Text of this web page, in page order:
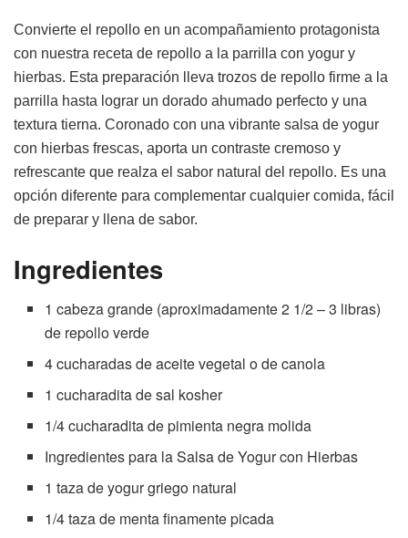
Convierte el repollo en un acompañamiento protagonista
con nuestra receta de repollo a la parrilla con yogur y
hierbas. Esta preparación lleva trozos de repollo firme a la
parrilla hasta lograr un dorado ahumado perfecto y una
textura tierna. Coronado con una vibrante salsa de yogur
con hierbas frescas, aporta un contraste cremoso y
refrescante que realza el sabor natural del repollo. Es una
opción diferente para complementar cualquier comida, fácil
de preparar y llena de sabor.
Ingredientes
1 cabeza grande (aproximadamente 2 1/2 – 3 libras)
de repollo verde
4 cucharadas de aceite vegetal o de canola
1 cucharadita de sal kosher
1/4 cucharadita de pimienta negra molida
Ingredientes para la Salsa de Yogur con Hierbas
1 taza de yogur griego natural
1/4 taza de menta finamente picada